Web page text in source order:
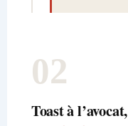
02
Toast à